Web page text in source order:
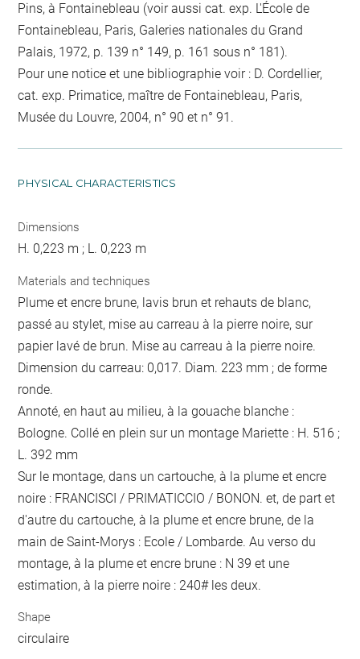
Pins, à Fontainebleau (voir aussi cat. exp. L'École de
Fontainebleau, Paris, Galeries nationales du Grand
Palais, 1972, p. 139 n° 149, p. 161 sous n° 181).
Pour une notice et une bibliographie voir : D. Cordellier,
cat. exp. Primatice, maître de Fontainebleau, Paris,
Musée du Louvre, 2004, n° 90 et n° 91.
PHYSICAL CHARACTERISTICS
Dimensions
H. 0,223 m ; L. 0,223 m
Materials and techniques
Plume et encre brune, lavis brun et rehauts de blanc,
passé au stylet, mise au carreau à la pierre noire, sur
papier lavé de brun. Mise au carreau à la pierre noire.
Dimension du carreau: 0,017. Diam. 223 mm ; de forme
ronde.
Annoté, en haut au milieu, à la gouache blanche :
Bologne. Collé en plein sur un montage Mariette : H. 516 ;
L. 392 mm
Sur le montage, dans un cartouche, à la plume et encre
noire : FRANCISCI / PRIMATICCIO / BONON. et, de part et
d'autre du cartouche, à la plume et encre brune, de la
main de Saint-Morys : Ecole / Lombarde. Au verso du
montage, à la plume et encre brune : N 39 et une
estimation, à la pierre noire : 240# les deux.
Shape
circulaire